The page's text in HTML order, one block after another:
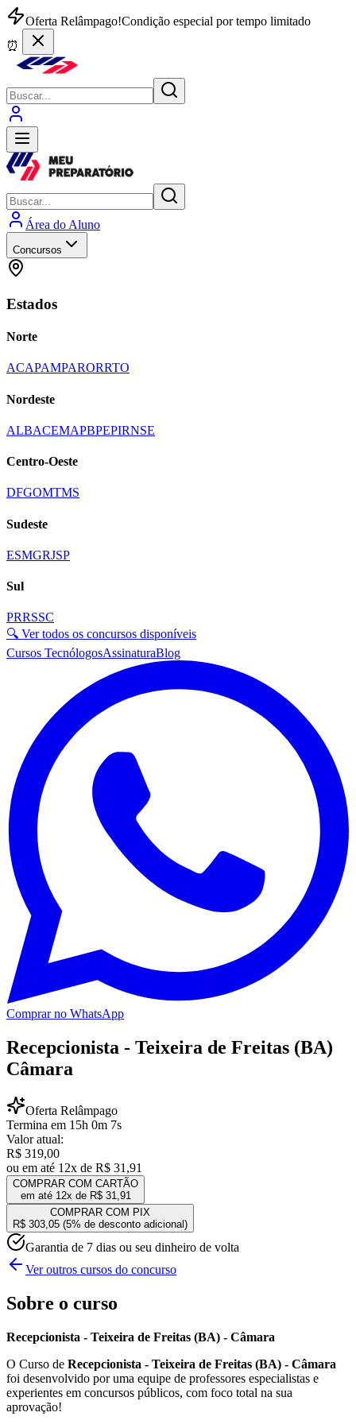
Oferta Relâmpago!Condição especial por tempo limitado
⏰
Área do Aluno
Concursos
Estados
Norte
ACAPAMPARORRTO
Nordeste
ALBACEMAPBPEPIRNSE
Centro-Oeste
DFGOMTMS
Sudeste
ESMGRJSP
Sul
PRRSSC
🔍 Ver todos os concursos disponíveis
Cursos TecnólogosAssinaturaBlog
Comprar no WhatsApp
Recepcionista - Teixeira de Freitas (BA)
Câmara
Oferta Relâmpago
Termina em 15h 0m 7s
Valor atual:
R$ 319,00
ou em até 12x de R$ 31,91
COMPRAR COM CARTÃO
em até 12x de R$ 31,91
COMPRAR COM PIX
R$ 303,05 (5% de desconto adicional)
Garantia de 7 dias ou seu dinheiro de volta
Ver outros cursos do concurso
Sobre o curso
Recepcionista - Teixeira de Freitas (BA) - Câmara
O Curso de Recepcionista - Teixeira de Freitas (BA) - Câmara
foi desenvolvido por uma equipe de professores especialistas e
experientes em concursos públicos, com foco total na sua
aprovação!